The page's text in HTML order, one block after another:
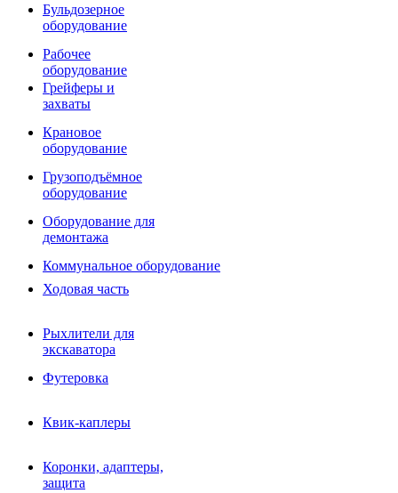
Виброрипперы
Ковши дробильные щековые
Ковши дробильные роторные
Сортировочные ковши барабанные
Сортировочные ковши вальцовые
Фрезы роторные
Фрезы дисковые
Траншеекопатели
Просеивающие ковши для фронтальных погрузчиков
Распределители асфальта
Переходные плиты
Гидроразводка
РВД
Сваерезки
Как выбрать гидромолот
Бульдозерное
оборудование
Рабочее
оборудование
Грейферы и
захваты
Крановое
оборудование
Грузоподъёмное
оборудование
Оборудование для
демонтажа
Коммунальное оборудование
Ходовая часть
Рыхлители для
экскаватора
Футеровка
Квик-каплеры
Коронки, адаптеры,
защита